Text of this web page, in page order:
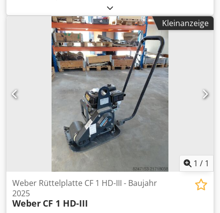
Zwischenverkauf vorbehalten. Preise zzgl. Mehrwertsteuer
/ VAT excluded Weitere Modelle und Größen verfügbar!
Auch DPU 3060, DPU 3760 etc. im Sortiment ➡️ Neu- &
Gebrauchtmaschinen, Zubehör & Ersatzteile Wacker
Neuson Rüttelplatte kaufen | DPU 2560 Hts NEU | Diesel-
Rüttelplatte 25 kN | Vibrationsplatte 600 mm Arbeitsbreite
| Hatz-Motor | Wacker Neuson Verdichtungstechnik |
Rüttelplatte für Pflasterbau Dein zuverlässiger Partner für
Verdichtungstechnik & Baumaschinen: Claudio Macagnino
Baumaschinen & Nutzfahrzeughandel GmbH ➡️ Jetzt
anfragen & sofort verfügbare Neuware sichern! Bei Bedarf
ermöglichen wir Ihnen gerne eine virtuelle Besichtigung
der Maschine per Video-Call.
Vorzerkleinerungsanlage PC-D400 und Zyklon-
Zuführtrichtern. Die Walzen haben einen Durchmesser
von ca. 560 mm und eine Länge von ca. 190 mm. Die
Anlage erreicht eine maximale Verdichtungskraft von ca.
785 kN. Die Anlage wird von einem 54-kW-Motor mit 50 Hz
betrieben. Die Anlage verfügt über eine HMI-Steuerung.
Die Anlage ist auf einem Edelstahlrahmen montiert.
Djdpfxszn Ivgs Aahsck
Kleinanzeige
1 / 1
Weber Rüttelplatte CF 1 HD-III - Baujahr
2025
Weber CF 1 HD-III